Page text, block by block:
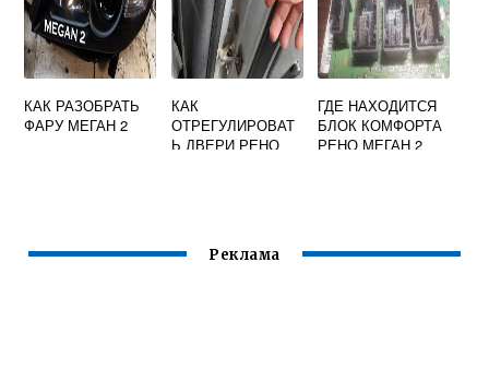
КАК РАЗОБРАТЬ
ФАРУ МЕГАН 2
КАК
ОТРЕГУЛИРОВАТ
Ь ДВЕРИ РЕНО
ГДЕ НАХОДИТСЯ
БЛОК КОМФОРТА
РЕНО МЕГАН 2
Реклама